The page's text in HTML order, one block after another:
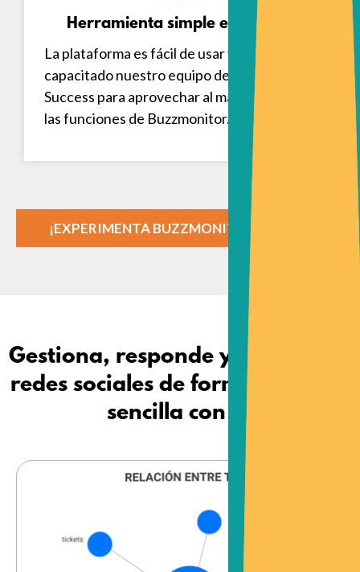
Herramienta simple e intuitiva
La plataforma es fácil de usar y serás
capacitado nuestro equipo de Customer
Success para aprovechar al máximo todas
las funciones de Buzzmonitor.
¡EXPERIMENTA BUZZMONITOR AHORA!
Gestiona, responde y analiza tus
redes sociales de forma rápida y
sencilla con IA